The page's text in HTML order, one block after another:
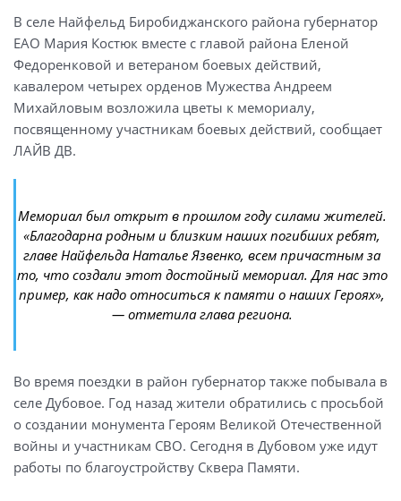
В селе Найфельд Биробиджанского района губернатор
ЕАО Мария Костюк вместе с главой района Еленой
Федоренковой и ветераном боевых действий,
кавалером четырех орденов Мужества Андреем
Михайловым возложила цветы к мемориалу,
посвященному участникам боевых действий, сообщает
ЛАЙВ ДВ.
Мемориал был открыт в прошлом году силами жителей.
«Благодарна родным и близким наших погибших ребят,
главе Найфельда Наталье Язвенко, всем причастным за
то, что создали этот достойный мемориал. Для нас это
пример, как надо относиться к памяти о наших Героях»,
— отметила глава региона.
Во время поездки в район губернатор также побывала в
селе Дубовое. Год назад жители обратились с просьбой
о создании монумента Героям Великой Отечественной
войны и участникам СВО. Сегодня в Дубовом уже идут
работы по благоустройству Сквера Памяти.